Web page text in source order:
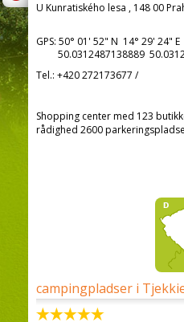
U Kunratiského lesa , 148 00
GPS: 50° 01' 52" N 14° 29' 24" E
50.0312487138889
Tel.: +420 272173677 /
Shopping center med 123
rådighed 2600
campingpladser i